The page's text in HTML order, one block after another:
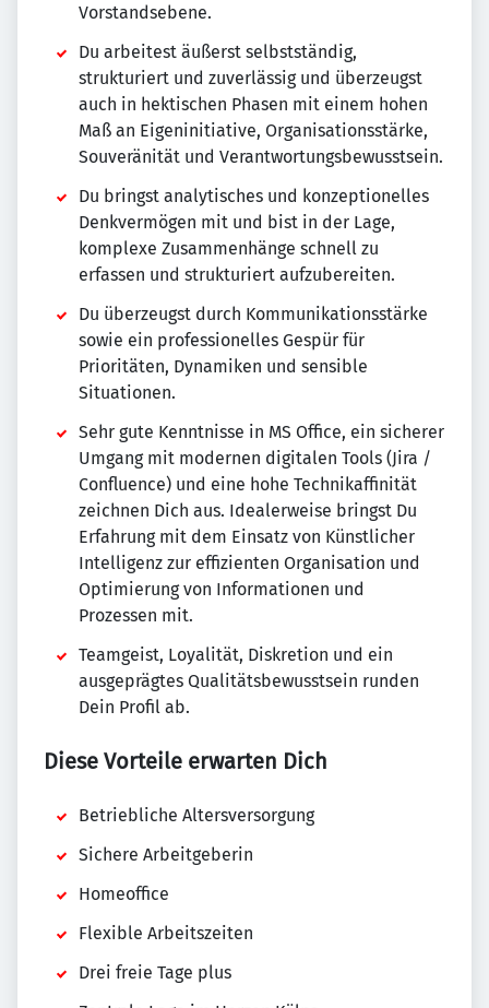
Vorstandsebene.
Du arbeitest äußerst selbstständig,
strukturiert und zuverlässig und überzeugst
auch in hektischen Phasen mit einem hohen
Maß an Eigeninitiative, Organisationsstärke,
Souveränität und Verantwortungsbewusstsein.
Du bringst analytisches und konzeptionelles
Denkvermögen mit und bist in der Lage,
komplexe Zusammenhänge schnell zu
erfassen und strukturiert aufzubereiten.
Du überzeugst durch Kommunikationsstärke
sowie ein professionelles Gespür für
Prioritäten, Dynamiken und sensible
Situationen.
Sehr gute Kenntnisse in MS Office, ein sicherer
Umgang mit modernen digitalen Tools (Jira /
Confluence) und eine hohe Technikaffinität
zeichnen Dich aus. Idealerweise bringst Du
Erfahrung mit dem Einsatz von Künstlicher
Intelligenz zur effizienten Organisation und
Optimierung von Informationen und
Prozessen mit.
Teamgeist, Loyalität, Diskretion und ein
ausgeprägtes Qualitätsbewusstsein runden
Dein Profil ab.
Diese Vorteile erwarten Dich
Betriebliche Altersversorgung
Sichere Arbeitgeberin
Homeoffice
Flexible Arbeitszeiten
Drei freie Tage plus